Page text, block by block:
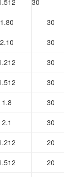
30
1.80 30
2.10 30
30
30
1.8 30
2.1 30
20
20